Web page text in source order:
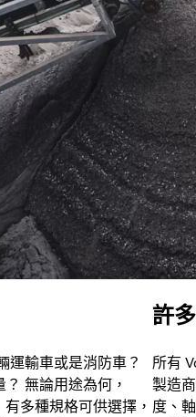
運輸車或是消防車？
無論用途為何，
多種規格可供選擇，
許
所有
製造
度、